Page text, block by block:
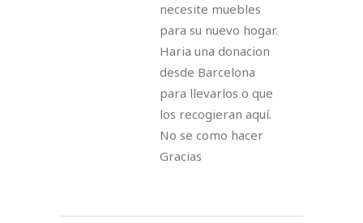
necesite muebles
para su nuevo hogar.
Haria una donacion
desde Barcelona
para llevarlos o que
los recogieran aquí.
No se como hacer
Gracias